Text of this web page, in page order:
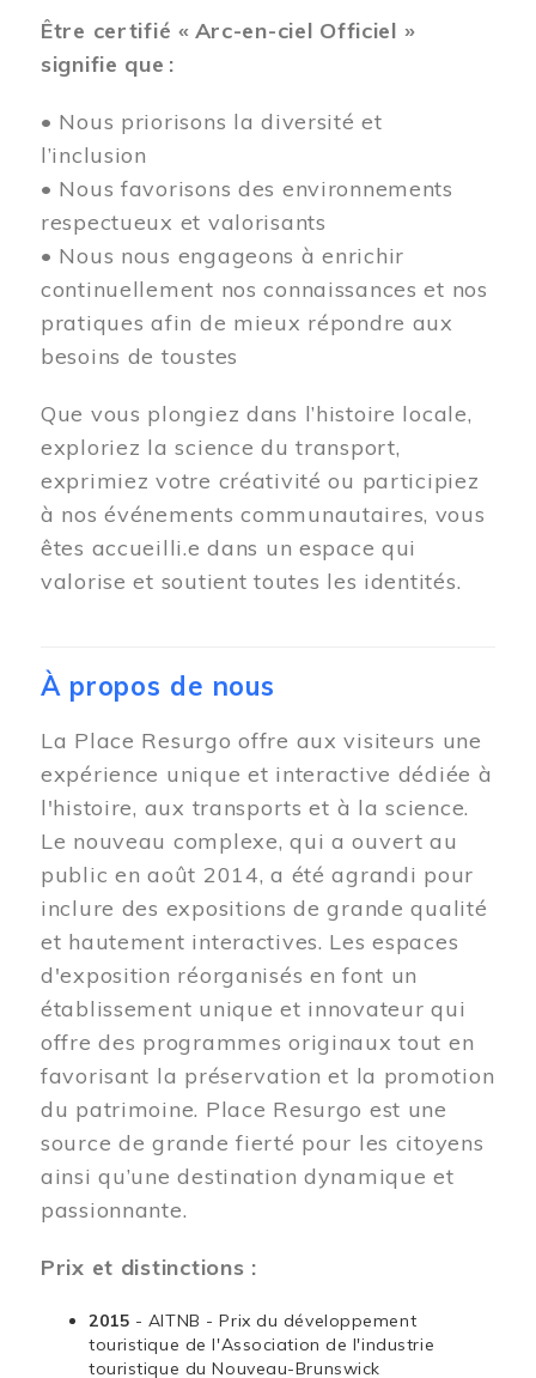
Être certifié « Arc-en-ciel Officiel »
signifie que :
• Nous priorisons la diversité et
l’inclusion
• Nous favorisons des environnements
respectueux et valorisants
• Nous nous engageons à enrichir
continuellement nos connaissances et nos
pratiques afin de mieux répondre aux
besoins de toustes
Que vous plongiez dans l’histoire locale,
exploriez la science du transport,
exprimiez votre créativité ou participiez
à nos événements communautaires, vous
êtes accueilli.e dans un espace qui
valorise et soutient toutes les identités.
À propos de nous
La Place Resurgo offre aux visiteurs une
expérience unique et interactive dédiée à
l'histoire, aux transports et à la science.
Le nouveau complexe, qui a ouvert au
public en août 2014, a été agrandi pour
inclure des expositions de grande qualité
et hautement interactives. Les espaces
d'exposition réorganisés en font un
établissement unique et innovateur qui
offre des programmes originaux tout en
favorisant la préservation et la promotion
du patrimoine. Place Resurgo est une
source de grande fierté pour les citoyens
ainsi qu’une destination dynamique et
passionnante.
Prix et distinctions :
2015 - AITNB - Prix du développement
touristique de l'Association de l'industrie
touristique du Nouveau-Brunswick